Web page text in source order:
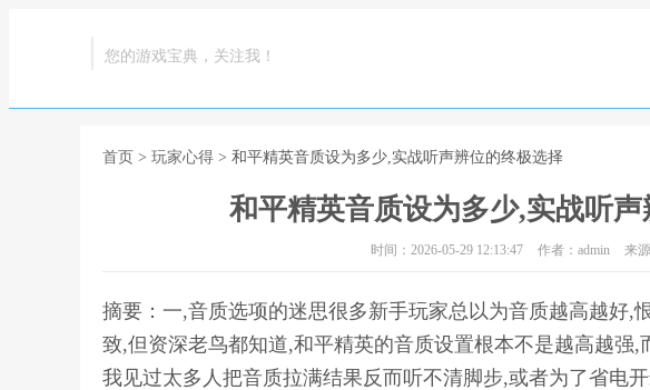
您的游戏宝典，关注我！
首页 > 玩家心得 > 和平精英音质设为多少,实战听声辨位的终极选择
和平精英音质设为多少,实战听
时间：2026-05-29 12:13:47 作者：admin 来
摘要：一,音质选项的迷思很多新手玩家总以为音质越高越好,
致,但资深老鸟都知道,和平精英的音质设置根本不是越高越强
我见过太多人把音质拉满结果反而听不清脚步,或者为了省电